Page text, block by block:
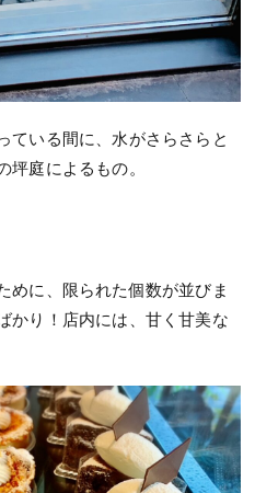
ている間に、水がさらさらと
庭によるもの。
めに、限られた個数が並びま
かり！店内には、甘く甘美な